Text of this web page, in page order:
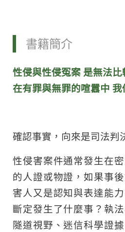
書籍簡介
性侵與性侵冤案 是無法
在有罪與無罪的喧囂中
確認事實，向來是司法判
性侵害案件通常發生在
的人證或物證，如果事
害人又是認知與表達能
斷定發生了什麼事？執
隧道視野、迷信科學證